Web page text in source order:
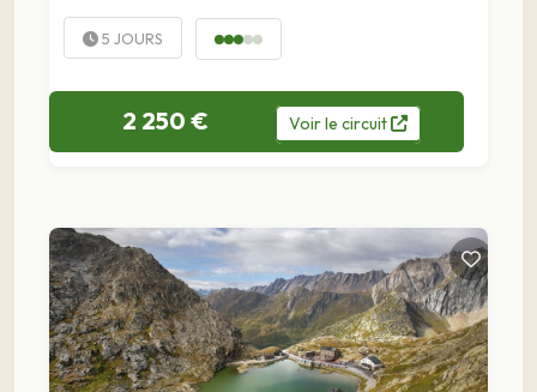
sur un itinéraire...
5 JOURS
2 250 € Voirle circuit